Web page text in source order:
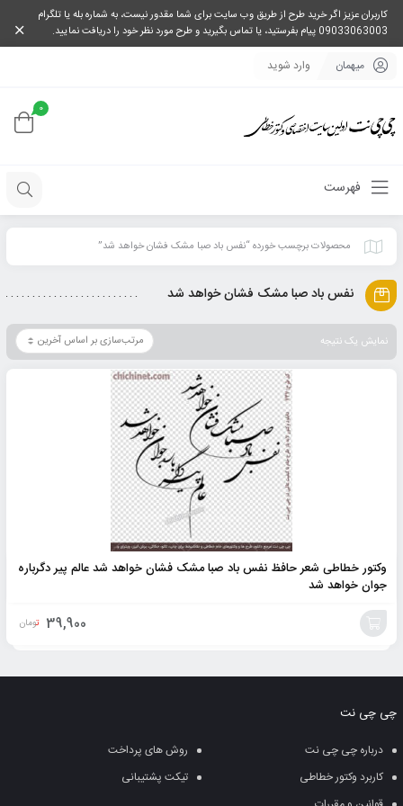
کاربران عزیز اگر خرید طرح از طریق وب سایت برای شما مقدور نیست، به شماره بله یا تلگرام
09033063003 پیام بفرستید، یا تماس بگیرید و طرح مورد نظر خود را دریافت نمایید.
میهمان وارد شوید
0
فهرست
محصولات برچسب خورده “نفس باد صبا مشک فشان خواهد شد”
نفس باد صبا مشک فشان خواهد شد
نمایش یک نتیجه
وکتور خطاطی شعر حافظ نفس باد صبا مشک فشان خواهد شد عالم پیر دگرباره
جوان خواهد شد
39,900 تومان
سبد
چی چی نت
درباره چی چی نت
روش های پرداخت
کاربرد وکتور خطاطی
تیکت پشتیبانی